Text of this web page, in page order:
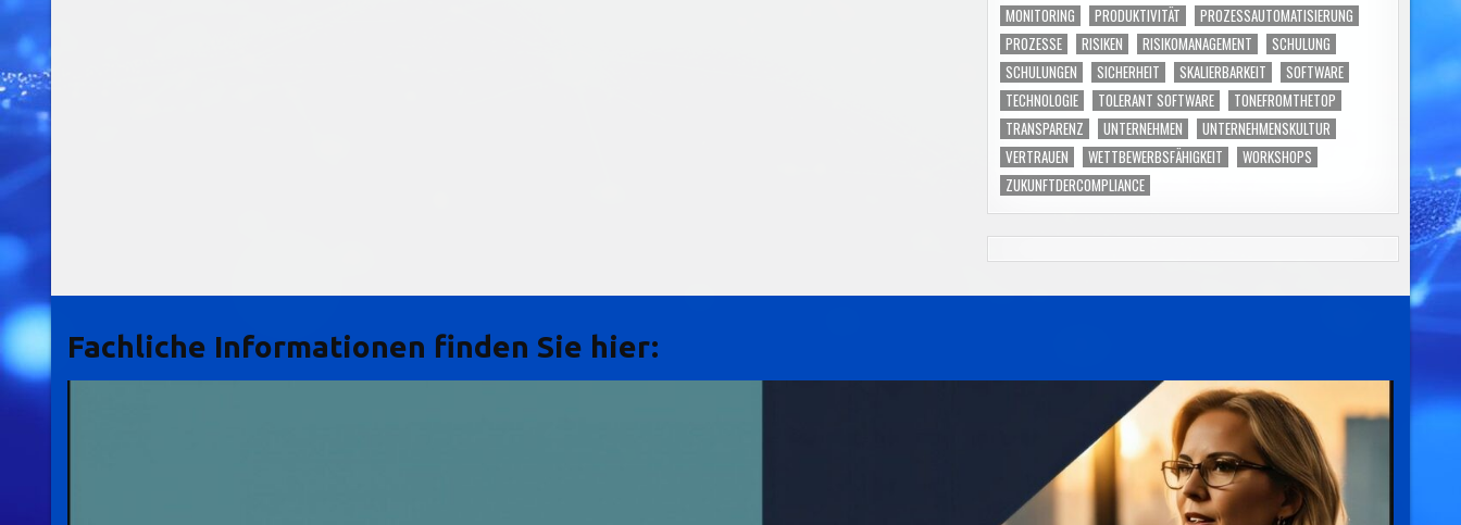
MONITORING
PRODUKTIVITÄT
PROZESSAUTOMATISIERUNG
PROZESSE
RISIKEN RISIKOMANAGEMENT
SCHULUNG
SCHULUNGEN
SICHERHEIT SKALIERBARKEIT
SOFTWARE
TECHNOLOGIE
TOLERANT SOFTWARE
TONEFROMTHETOP
TRANSPARENZ
UNTERNEHMEN
UNTERNEHMENSKULTUR
VERTRAUEN
WETTBEWERBSFÄHIGKEIT
WORKSHOPS
ZUKUNFTDERCOMPLIANCE
Fachliche Informationen finden Sie hier: